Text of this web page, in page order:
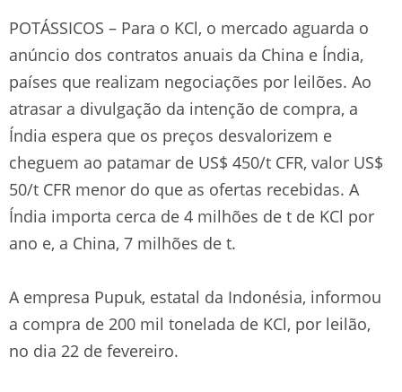
POTÁSSICOS – Para o KCl, o mercado aguarda o
anúncio dos contratos anuais da China e Índia,
países que realizam negociações por leilões. Ao
atrasar a divulgação da intenção de compra, a
Índia espera que os preços desvalorizem e
cheguem ao patamar de US$ 450/t CFR, valor US$
50/t CFR menor do que as ofertas recebidas. A
Índia importa cerca de 4 milhões de t de KCl por
ano e, a China, 7 milhões de t.
A empresa Pupuk, estatal da Indonésia, informou
a compra de 200 mil tonelada de KCl, por leilão,
no dia 22 de fevereiro.